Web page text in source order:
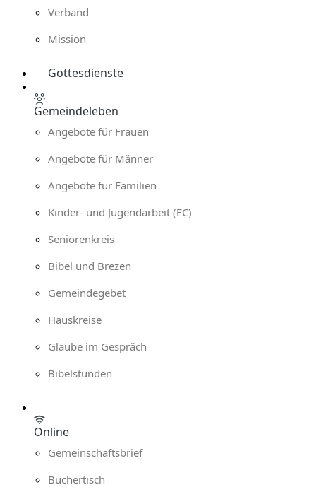
Verband
Mission
Gottesdienste
Gemeindeleben
Angebote für Frauen
Angebote für Männer
Angebote für Familien
Kinder- und Jugendarbeit (EC)
Seniorenkreis
Bibel und Brezen
Gemeindegebet
Hauskreise
Glaube im Gespräch
Bibelstunden
Online
Gemeinschaftsbrief
Büchertisch